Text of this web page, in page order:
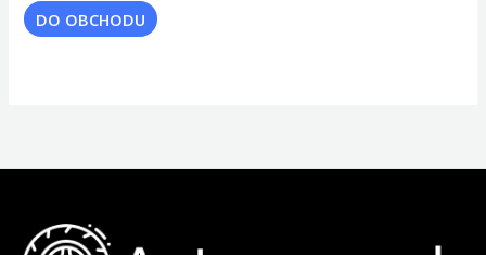
DO OBCHODU